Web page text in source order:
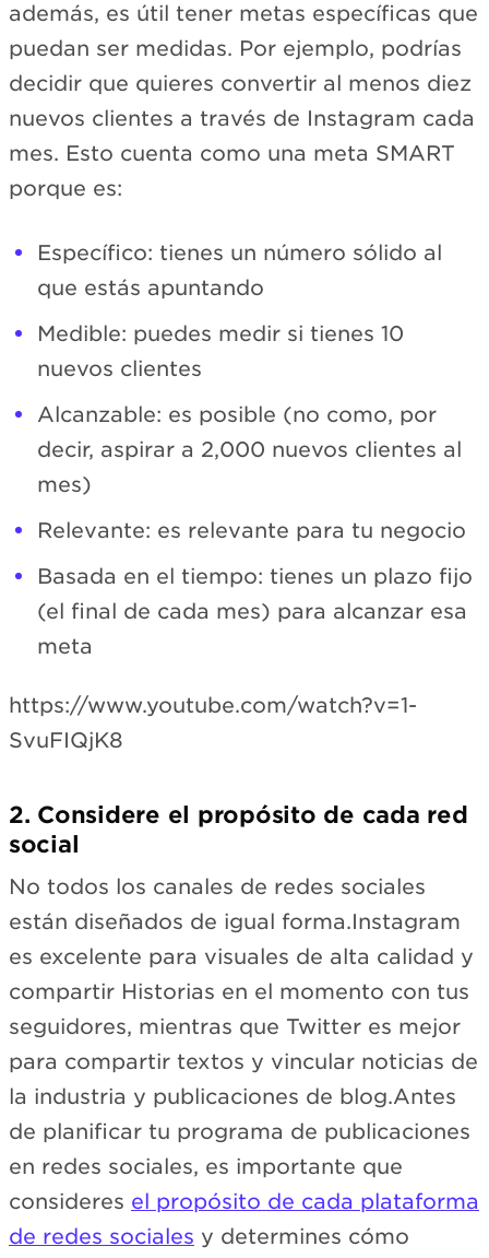
además, es útil tener metas específicas que
puedan ser medidas. Por ejemplo, podrías
decidir que quieres convertir al menos diez
nuevos clientes a través de Instagram cada
mes. Esto cuenta como una meta SMART
porque es:
Específico: tienes un número sólido al
que estás apuntando
Medible: puedes medir si tienes 10
nuevos clientes
Alcanzable: es posible (no como, por
decir, aspirar a 2,000 nuevos clientes al
mes)
Relevante: es relevante para tu negocio
Basada en el tiempo: tienes un plazo fijo
(el final de cada mes) para alcanzar esa
meta
https://www.youtube.com/watch?v=1-
SvuFIQjK8
2. Considere el propósito de cada red
social
No todos los canales de redes sociales
están diseñados de igual forma.Instagram
es excelente para visuales de alta calidad y
compartir Historias en el momento con tus
seguidores, mientras que Twitter es mejor
para compartir textos y vincular noticias de
la industria y publicaciones de blog.Antes
de planificar tu programa de publicaciones
en redes sociales, es importante que
consideres el propósito de cada plataforma
de redes sociales y determines cómo